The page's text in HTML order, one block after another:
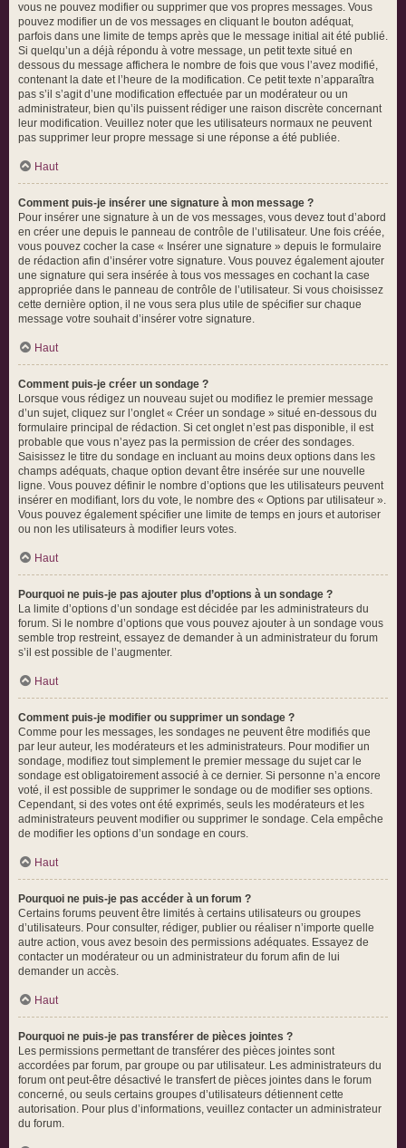
vous ne pouvez modifier ou supprimer que vos propres messages. Vous
pouvez modifier un de vos messages en cliquant le bouton adéquat,
parfois dans une limite de temps après que le message initial ait été publié.
Si quelqu’un a déjà répondu à votre message, un petit texte situé en
dessous du message affichera le nombre de fois que vous l’avez modifié,
contenant la date et l’heure de la modification. Ce petit texte n’apparaîtra
pas s’il s’agit d’une modification effectuée par un modérateur ou un
administrateur, bien qu’ils puissent rédiger une raison discrète concernant
leur modification. Veuillez noter que les utilisateurs normaux ne peuvent
pas supprimer leur propre message si une réponse a été publiée.
Haut
Comment puis-je insérer une signature à mon message ?
Pour insérer une signature à un de vos messages, vous devez tout d’abord
en créer une depuis le panneau de contrôle de l’utilisateur. Une fois créée,
vous pouvez cocher la case « Insérer une signature » depuis le formulaire
de rédaction afin d’insérer votre signature. Vous pouvez également ajouter
une signature qui sera insérée à tous vos messages en cochant la case
appropriée dans le panneau de contrôle de l’utilisateur. Si vous choisissez
cette dernière option, il ne vous sera plus utile de spécifier sur chaque
message votre souhait d’insérer votre signature.
Haut
Comment puis-je créer un sondage ?
Lorsque vous rédigez un nouveau sujet ou modifiez le premier message
d’un sujet, cliquez sur l’onglet « Créer un sondage » situé en-dessous du
formulaire principal de rédaction. Si cet onglet n’est pas disponible, il est
probable que vous n’ayez pas la permission de créer des sondages.
Saisissez le titre du sondage en incluant au moins deux options dans les
champs adéquats, chaque option devant être insérée sur une nouvelle
ligne. Vous pouvez définir le nombre d’options que les utilisateurs peuvent
insérer en modifiant, lors du vote, le nombre des « Options par utilisateur ».
Vous pouvez également spécifier une limite de temps en jours et autoriser
ou non les utilisateurs à modifier leurs votes.
Haut
Pourquoi ne puis-je pas ajouter plus d’options à un sondage ?
La limite d’options d’un sondage est décidée par les administrateurs du
forum. Si le nombre d’options que vous pouvez ajouter à un sondage vous
semble trop restreint, essayez de demander à un administrateur du forum
s’il est possible de l’augmenter.
Haut
Comment puis-je modifier ou supprimer un sondage ?
Comme pour les messages, les sondages ne peuvent être modifiés que
par leur auteur, les modérateurs et les administrateurs. Pour modifier un
sondage, modifiez tout simplement le premier message du sujet car le
sondage est obligatoirement associé à ce dernier. Si personne n’a encore
voté, il est possible de supprimer le sondage ou de modifier ses options.
Cependant, si des votes ont été exprimés, seuls les modérateurs et les
administrateurs peuvent modifier ou supprimer le sondage. Cela empêche
de modifier les options d’un sondage en cours.
Haut
Pourquoi ne puis-je pas accéder à un forum ?
Certains forums peuvent être limités à certains utilisateurs ou groupes
d’utilisateurs. Pour consulter, rédiger, publier ou réaliser n’importe quelle
autre action, vous avez besoin des permissions adéquates. Essayez de
contacter un modérateur ou un administrateur du forum afin de lui
demander un accès.
Haut
Pourquoi ne puis-je pas transférer de pièces jointes ?
Les permissions permettant de transférer des pièces jointes sont
accordées par forum, par groupe ou par utilisateur. Les administrateurs du
forum ont peut-être désactivé le transfert de pièces jointes dans le forum
concerné, ou seuls certains groupes d’utilisateurs détiennent cette
autorisation. Pour plus d’informations, veuillez contacter un administrateur
du forum.